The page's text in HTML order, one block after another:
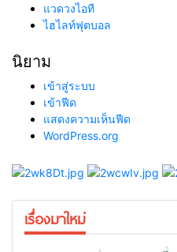
แวดวงไอที
ไฮไลท์ฟุตบอล
นิยาม
เข้าสู่ระบบ
เข้าฟีด
แสดงความเห็นฟีด
WordPress.org
เรื่องมาใหม่